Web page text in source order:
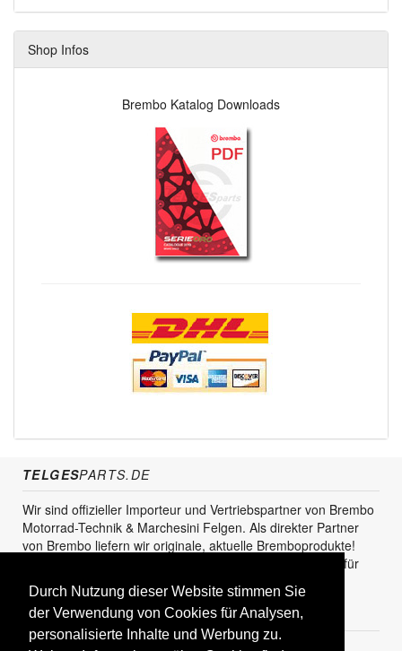
Durch Nutzung dieser Website stimmen Sie
der Verwendung von Cookies für Analysen,
personalisierte Inhalte und Werbung zu.
Shop Infos
Brembo Katalog Downloads
TELGESPARTS.DE
Wir sind offizieller Importeur und Vertriebspartner von Brembo
Motorrad-Technik & Marchesini Felgen. Als direkter Partner
von Brembo liefern wir originale, aktuelle Bremboprodukte!
Unser Service steht sowohl für den Endkunden als auch für
KUNDENBEREICH